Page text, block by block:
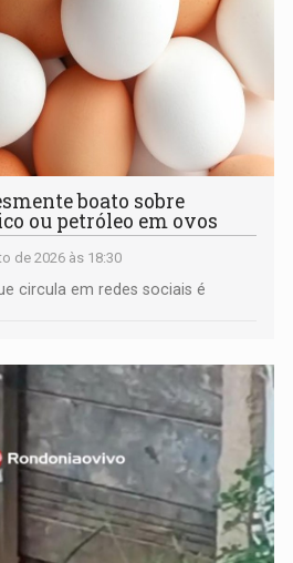
boato sobre
ou petróleo em ovos
de 2026 às 18:30
circula em redes sociais é